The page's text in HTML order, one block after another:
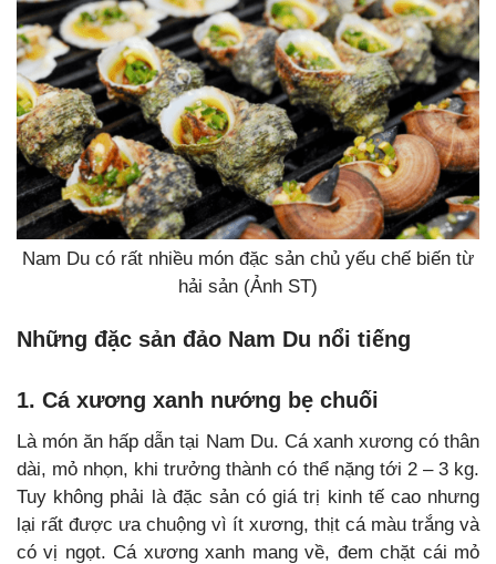
Nam Du có rất nhiều món đặc sản chủ yếu chế biến từ
hải sản (Ảnh ST)
Những đặc sản đảo Nam Du nổi tiếng
1. Cá xương xanh nướng bẹ chuối
Là món ăn hấp dẫn tại Nam Du. Cá xanh xương có thân
dài, mỏ nhọn, khi trưởng thành có thể nặng tới 2 – 3 kg.
Tuy không phải là đặc sản có giá trị kinh tế cao nhưng
lại rất được ưa chuộng vì ít xương, thịt cá màu trắng và
có vị ngọt. Cá xương xanh mang về, đem chặt cái mỏ